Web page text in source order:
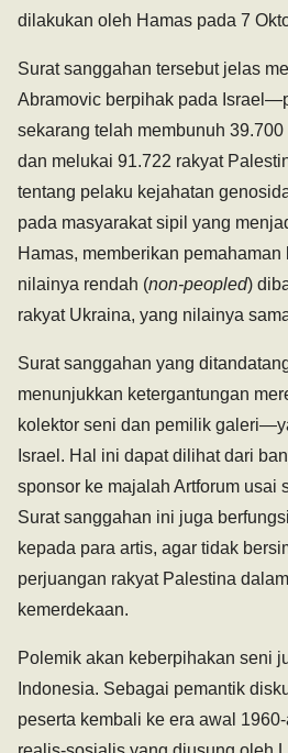
dilakukan oleh Hamas pada 7
Surat sanggahan tersebut jelas
Abramovic berpihak pada
sekarang telah membunuh
dan melukai 91.722 rakyat
tentang pelaku kejahatan
pada masyarakat sipil yang
Hamas, memberikan
nilainya rendah (non-peopled)
rakyat Ukraina, yang nilainya
Surat sanggahan yang
menunjukkan ketergantungan
kolektor seni dan pemilik
Israel. Hal ini dapat dilihat dari
sponsor ke majalah Artforum usai
Surat sanggahan ini juga
kepada para artis, agar tidak
perjuangan rakyat Palestina
kemerdekaan.
Polemik akan keberpihakan seni
Indonesia. Sebagai pemantik
peserta kembali ke era awal